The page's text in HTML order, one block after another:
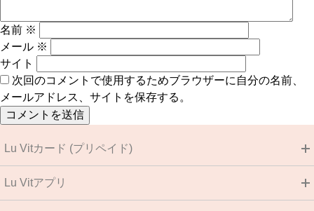
名前 ※
メール ※
サイト
次回のコメントで使用するためブラウザーに自分の名前、
メールアドレス、サイトを保存する。
Lu Vitカード (プリペイド)
Lu Vitアプリ